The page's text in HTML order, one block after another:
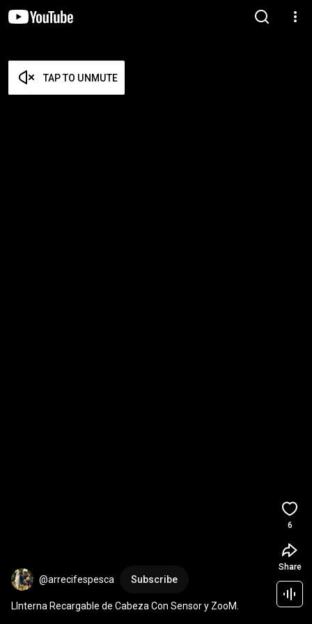
TAP TO UNMUTE
@arrecifespesca Subscribe
LInterna Recargable de Cabeza Con Sensor y ZooM.
6
Share